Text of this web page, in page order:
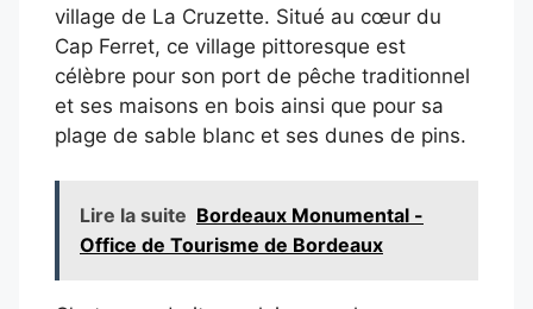
village de La Cruzette. Situé au cœur du
Cap Ferret, ce village pittoresque est
célèbre pour son port de pêche traditionnel
et ses maisons en bois ainsi que pour sa
plage de sable blanc et ses dunes de pins.
Lire la suite Bordeaux Monumental -
Office de Tourisme de Bordeaux